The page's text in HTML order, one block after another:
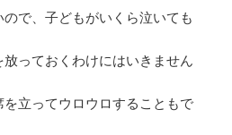
で、子どもがいくら泣いても
っておくわけにはいきません
立ってウロウロすることもで